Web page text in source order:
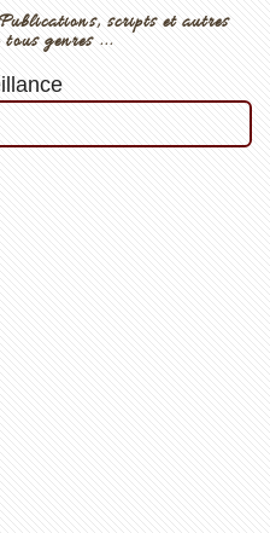
scripts et autres
genres ...